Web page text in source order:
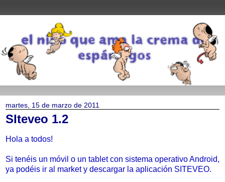
martes, 15 de marzo de 2011
SIteveo 1.2
Hola a todos!
Si tenéis un móvil o un tablet con sistema operativo Android,
ya podéis ir al market y descargar la aplicación SITEVEO.